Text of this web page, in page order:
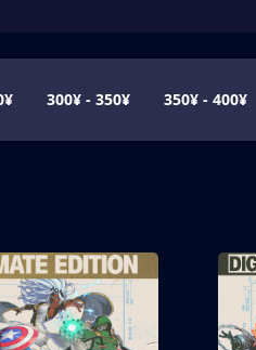
300¥ - 350¥ 350¥ - 400¥